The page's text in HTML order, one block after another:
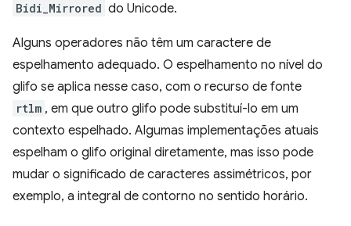
Bidi_Mirrored do Unicode.
Alguns operadores não têm um caractere de
espelhamento adequado. O espelhamento no nível do
glifo se aplica nesse caso, com o recurso de fonte
rtlm , em que outro glifo pode substituí-lo em um
contexto espelhado. Algumas implementações atuais
espelham o glifo original diretamente, mas isso pode
mudar o significado de caracteres assimétricos, por
exemplo, a integral de contorno no sentido horário.